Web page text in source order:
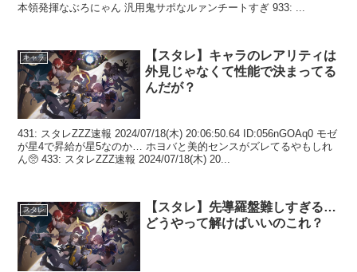
本領発揮なぶろにゃん 汎用鬼サポなルァンチートすぎ 933: ...
キャラ
【スタレ】キャラのレアリティは
外見じゃなくて性能で決まってる
んだが？
431: スタレZZZ速報 2024/07/18(木) 20:06:50.64 ID:056nGOAq0 モゼ
が星4で昇給が星5なのか… ホヨバと美的センスがズレてるやもしれ
ん🥺 433: スタレZZZ速報 2024/07/18(木) 20...
スタレ
【スタレ】先導羅盤難しすぎる…
どうやって解けばいいのこれ？